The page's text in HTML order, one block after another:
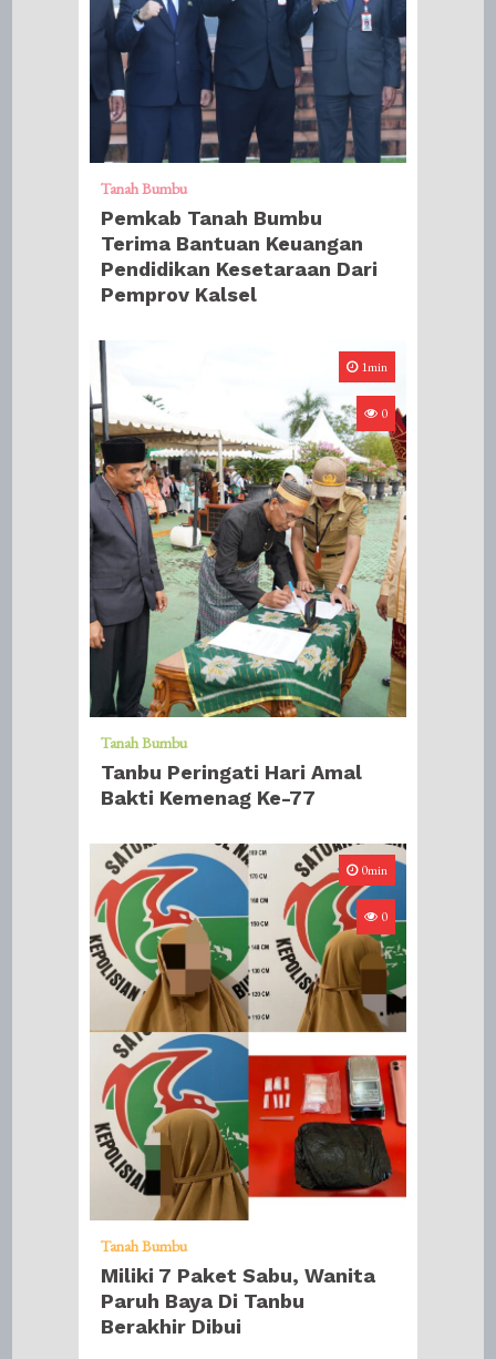
Tanah Bumbu
Pemkab Tanah Bumbu
Terima Bantuan Keuangan
Pendidikan Kesetaraan Dari
Pemprov Kalsel
1min
0
Tanah Bumbu
Tanbu Peringati Hari Amal
Bakti Kemenag Ke-77
0min
0
Tanah Bumbu
Miliki 7 Paket Sabu, Wanita
Paruh Baya Di Tanbu
Berakhir Dibui